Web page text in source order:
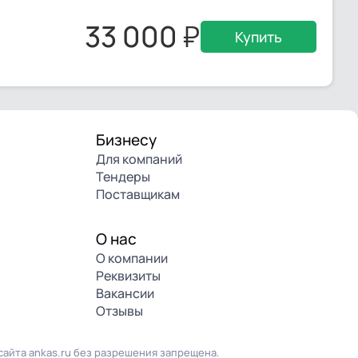
33 000 Купить
Бизнесу
Для компаний
Тендеры
Поставщикам
О нас
О компании
Реквизиты
Вакансии
Отзывы
ankas.ru без разрешения запрещена.